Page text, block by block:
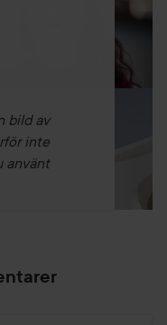
bild av
inte
använt